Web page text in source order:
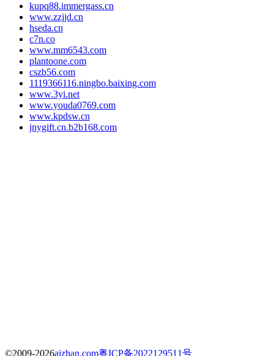
kupq88.immergass.cn
www.zzjjd.cn
hseda.cn
c7n.co
www.mm6543.com
plantoone.com
cszb56.com
1119366116.ningbo.baixing.com
www.3yi.net
www.youda0769.com
www.kpdsw.cn
jnygift.cn.b2b168.com
©2009-2026aizhan.com粤ICP备2022129511号